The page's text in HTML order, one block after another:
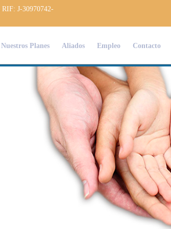
RIF: J-30970742-
Nuestros Planes Aliados Empleo Contacto